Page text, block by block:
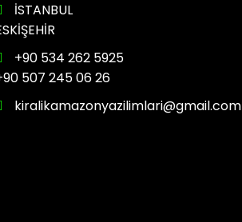
İSTANBUL
+90 534 262 5925
507 245 06 26
kiralikamazonyazilimlari@gmail.com